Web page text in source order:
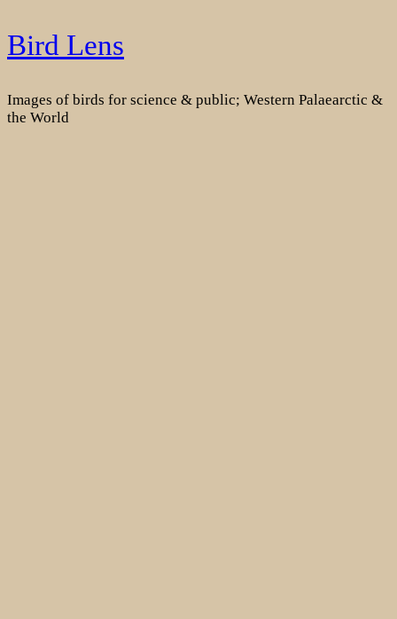
Skip
to
Bird Lens
Images of birds for science & public; Western Palaearctic &
the World